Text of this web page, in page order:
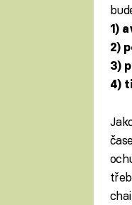
1)
2)
3)
4)